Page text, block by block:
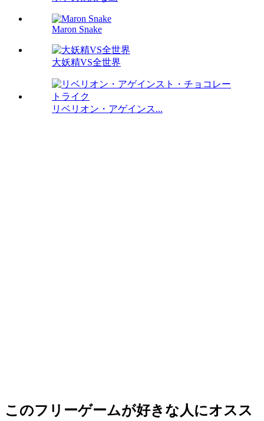
Maron Snake
大妖精VS全世界
リベリオン・アゲインス...
このフリーゲームが好きな人にオスス